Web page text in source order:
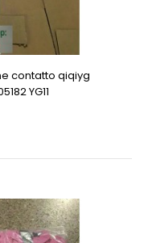
contatto qiqiyg
YG11